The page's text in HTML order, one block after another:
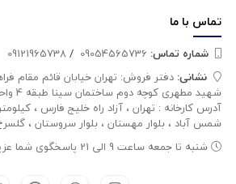
تماس با ما
شماره تماس‌: /
09121965738
نشانی: دفتر فروش: تهران خیابان قائم مقام
شهید مطهری کوچه دوم ساختمان سینا طبقه 4 واحد 14
شمس آباد ، بلوار مهستان ، بلوار سروستان ، گلسرخ
شنبه تا جمعه ساعت 9 الی 21 پاسخگوی شما عزیزان هستیم